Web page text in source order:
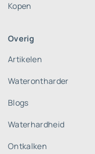
Kopen
Overig
Artikelen
Waterontharder
Blogs
Waterhardheid
Ontkalken